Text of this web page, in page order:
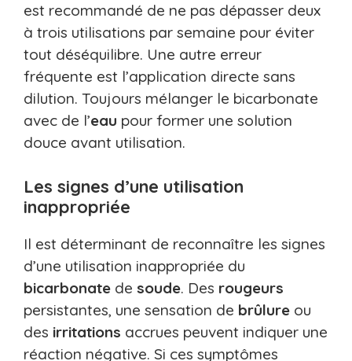
est recommandé de ne pas dépasser deux
à trois utilisations par semaine pour éviter
tout déséquilibre. Une autre erreur
fréquente est l’application directe sans
dilution. Toujours mélanger le bicarbonate
avec de l’eau pour former une solution
douce avant utilisation.
Les signes d’une utilisation
inappropriée
Il est déterminant de reconnaître les signes
d’une utilisation inappropriée du
bicarbonate de soude. Des rougeurs
persistantes, une sensation de brûlure ou
des irritations accrues peuvent indiquer une
réaction négative. Si ces symptômes